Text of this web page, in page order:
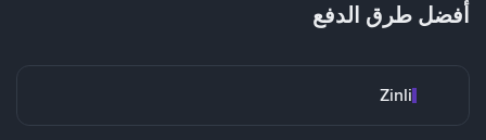
أفضل طرق الدفع
Zinli